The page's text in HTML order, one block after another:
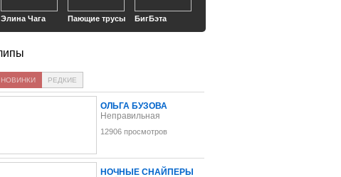
Элина Чага Пающие трусы БигБэта
НОВИНКИ РЕДКИЕ
ОЛЬГА БУЗОВА
Неправильная
12906 просмотров
НОЧНЫЕ СНАЙПЕРЫ